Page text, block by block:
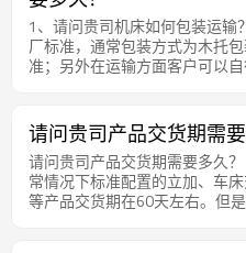
1、请问贵司机床如何包装运输？
厂标准，通常包装方式为木托
准；另外在运输方面客户可以
请问贵司产品交货期需要
请问贵司产品交货期需要多久？ 因我司产品序列和机型较多，通
常情况下标准配置的立加、车
等产品交货期在60天左右。但